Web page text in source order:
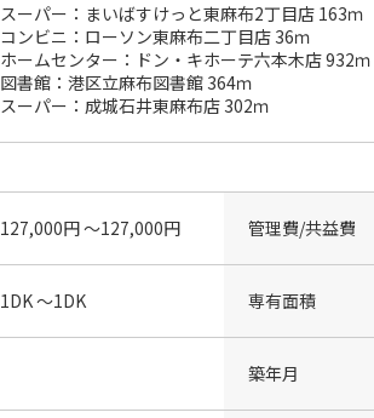
スーパー：まいばすけっと東麻布2丁目店 163ｍ
コンビニ：ローソン東麻布二丁目店 36ｍ
ホームセンター：ドン・キホーテ六本木店 932ｍ
図書館：港区立麻布図書館 364ｍ
スーパー：成城石井東麻布店 302ｍ
127,000円 〜127,000円 管理費/共益費
1DK 〜1DK 専有面積
築年月